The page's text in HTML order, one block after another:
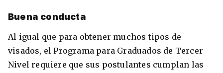
Buena conducta
Al igual que para obtener muchos tipos de
visados, el Programa para Graduados de Tercer
Nivel requiere que sus postulantes cumplan las